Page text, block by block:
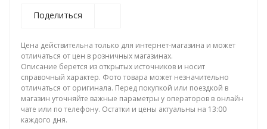
Поделиться
Цена действительна только для интернет-магазина и может
отличаться от цен в розничных магазинах.
Описание берется из открытых источников и носит
справочный характер. Фото товара может незначительно
отличаться от оригинала. Перед покупкой или поездкой в
магазин уточняйте важные параметры у операторов в онлайн
чате или по телефону. Остатки и цены актуальны на 13:00
каждого дня.